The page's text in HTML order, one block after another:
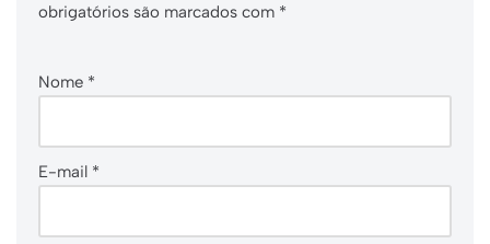
obrigatórios são marcados com *
Nome *
E-mail *